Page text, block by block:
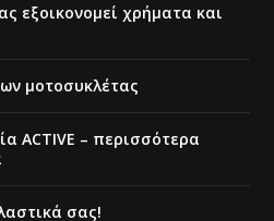
εξοικονομεί χρήματα και
μοτοσυκλέτας
ACTIVE – περισσότερα
σας!